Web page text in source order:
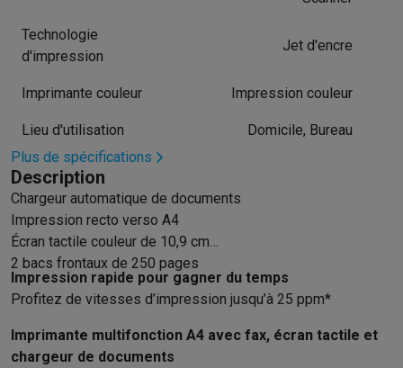
RasageRasoirs électriques Tondeuses barbeTondeuses
ÉpilationÉpilateurs à lumière pulsée
BeautéSoin du visage Masques LEDMiroirsManucure &
SantéPèse-personne Électrostimulation
Pour le bébéBabyphones
TV, audio & photo
TV & projecteursTVTV avec barre de son
Périphériques TV Barres de son
Casques & ÉcouteursCasquesCasques Bluetooth
EnceintesEnceintesEnceintes Bluetooth
Audio domestique
Radios & réveils Tourne-disque
Chaînes hifi
Accessoires TV & audioSupportsCâblesLecteurs
Appareils photoAppareils photo numériques
Technologie
d'impression
Jet d'encre
Imprimante couleur Impression couleur
Lieu d'utilisation
Domicile, Bureau
Plus de spécifications
Description
Chargeur automatique de documents
Impression recto verso A4
Écran tactile couleur de 10,9 cm
2 bacs frontaux de 250 pages
Impression rapide pour gagner du temps
Profitez de vitesses d’impression jusqu’à 25 ppm*
Imprimante multifonction A4 avec fax, écran tactile et
chargeur de documents